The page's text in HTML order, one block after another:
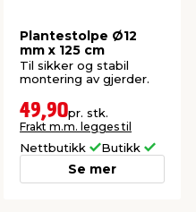
Plantestolpe Ø12
mm x 125 cm
Til sikker og stabil
montering av gjerder.
49,90pr. stk.
Frakt m.m. legges til
Nettbutikk Butikk
Se mer